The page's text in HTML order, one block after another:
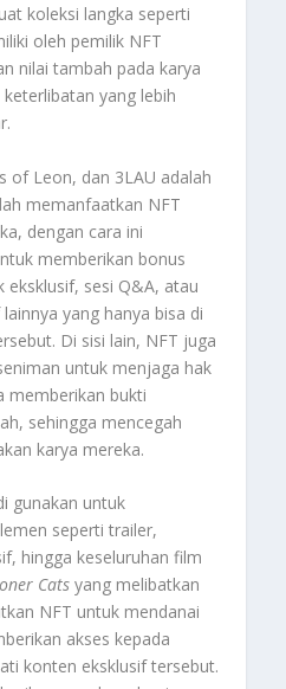
koleksi langka seperti
oleh pemilik NFT
nilai tambah pada karya
yang lebih
of Leon, dan 3LAU adalah
memanfaatkan NFT
dengan cara ini
memberikan bonus
sesi Q&A, atau
yang hanya bisa di
Di sisi lain, NFT juga
untuk menjaga hak
memberikan bukti
sehingga mencegah
karya mereka.
gunakan untuk
seperti trailer,
hingga keseluruhan film
Cats yang melibatkan
NFT untuk mendanai
akses kepada
konten eksklusif tersebut.